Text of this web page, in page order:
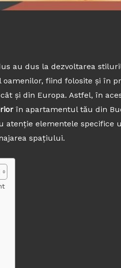
au dus la dezvoltarea
fiind folosite și în
și din Europa. Astfel, în
în apartamentul tău din
atenție elementele
spațiului.